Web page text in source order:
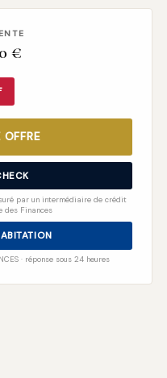
€
OFFRE
par un intermédiaire de crédit
des Finances
· réponse sous 24 heures